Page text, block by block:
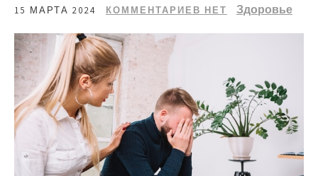
15 МАРТА 2024 КОММЕНТАРИЕВ НЕТ Здоровье